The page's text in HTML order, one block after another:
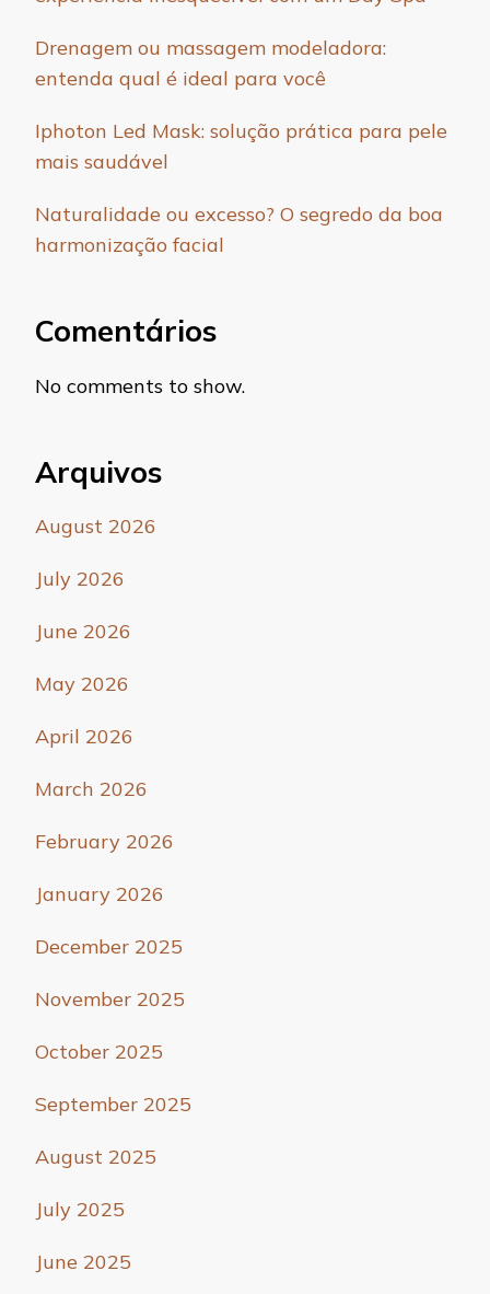
Drenagem ou massagem modeladora:
entenda qual é ideal para você
Iphoton Led Mask: solução prática para pele
mais saudável
Naturalidade ou excesso? O segredo da boa
harmonização facial
Comentários
No comments to show.
Arquivos
August 2026
July 2026
June 2026
May 2026
April 2026
March 2026
February 2026
January 2026
December 2025
November 2025
October 2025
September 2025
August 2025
July 2025
June 2025